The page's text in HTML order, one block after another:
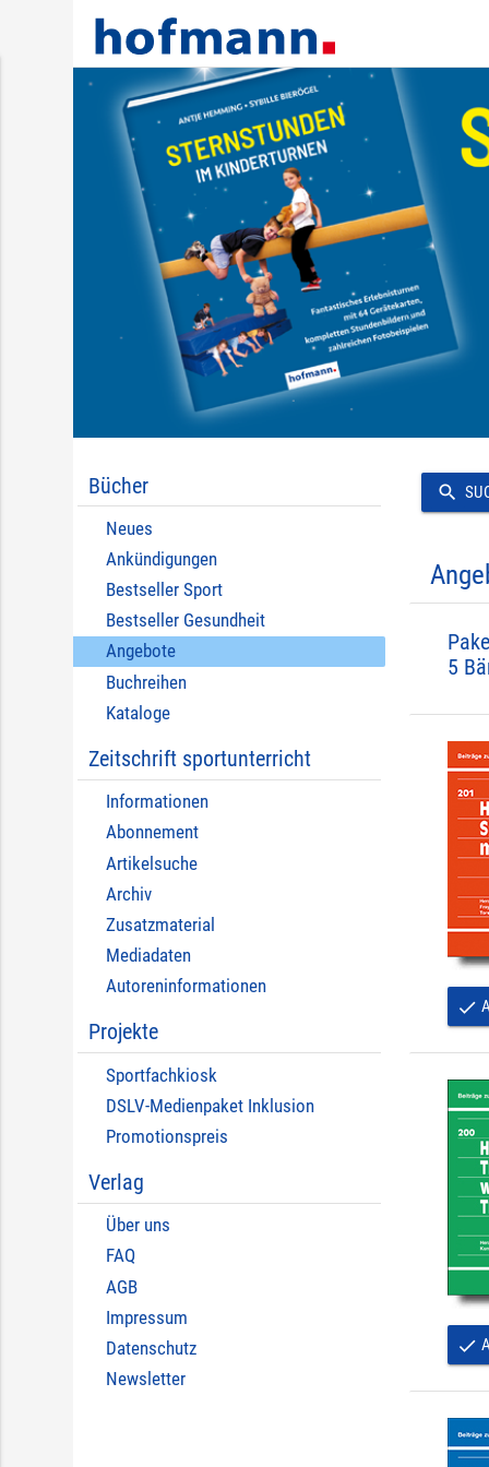
Bücher
Neues
Ankündigungen
Bestseller Sport
Bestseller Gesundheit
Angebote
Buchreihen
Kataloge
Zeitschrift sportunterricht
Informationen
Abonnement
Artikelsuche
Archiv
Zusatzmaterial
Mediadaten
Autoreninformationen
Projekte
Sportfachkiosk
DSLV-Medienpaket Inklusion
Promotionspreis
Verlag
Über uns
FAQ
AGB
Impressum
Datenschutz
Newsletter
search
5
done
done